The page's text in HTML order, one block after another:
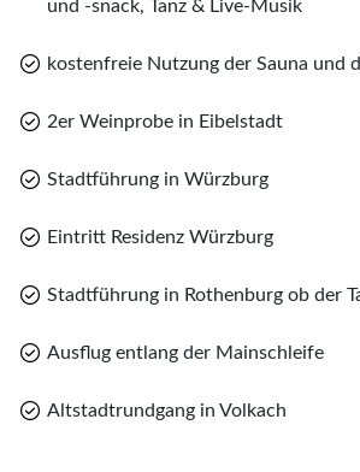
Sie haben noch keine Reisen auf der
Teile diese Reise
und -snack, Tanz & Live-Musik
kostenfreie Nutzung der Sauna und
2er Weinprobe in Eibelstadt
Stadtführung in Würzburg
Eintritt Residenz Würzburg
Stadtführung in Rothenburg ob der
Ausflug entlang der Mainschleife
Altstadtrundgang in Volkach